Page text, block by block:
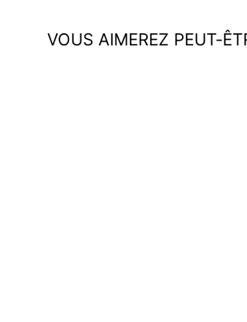
VOUS AIMEREZ PEUT-